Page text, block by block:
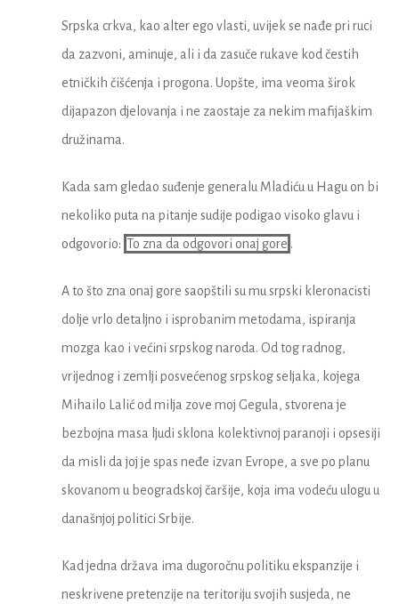
Srpska crkva, kao alter ego vlasti, uvijek se nađe pri ruci
da zazvoni, aminuje, ali i da zasuče rukave kod čestih
etničkih čišćenja i progona. Uopšte, ima veoma širok
dijapazon djelovanja i ne zaostaje za nekim mafijaškim
družinama.
Kada sam gledao suđenje generalu Mladiću u Hagu on bi
nekoliko puta na pitanje sudije podigao visoko glavu i
odgovorio: To zna da odgovori onaj gore .
A to što zna onaj gore saopštili su mu srpski kleronacisti
dolje vrlo detaljno i isprobanim metodama, ispiranja
mozga kao i većini srpskog naroda. Od tog radnog,
vrijednog i zemlji posvećenog srpskog seljaka, kojega
Mihailo Lalić od milja zove moj Gegula, stvorena je
bezbojna masa ljudi sklona kolektivnoj paranoji i opsesiji
da misli da joj je spas neđe izvan Evrope, a sve po planu
skovanom u beogradskoj čaršije, koja ima vodeću ulogu u
današnjoj politici Srbije.
Kad jedna država ima dugoročnu politiku ekspanzije i
neskrivene pretenzije na teritoriju svojih susjeda, ne